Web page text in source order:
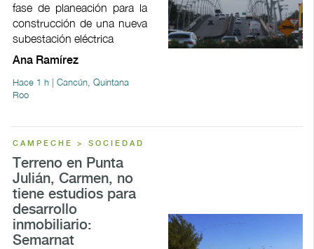
fase de planeación para la
construcción de una nueva
subestación eléctrica
Ana Ramírez
Hace 1 h | Cancún, Quintana
Roo
CAMPECHE > SOCIEDAD
Terreno en Punta
Julián, Carmen, no
tiene estudios para
desarrollo
inmobiliario:
Semarnat